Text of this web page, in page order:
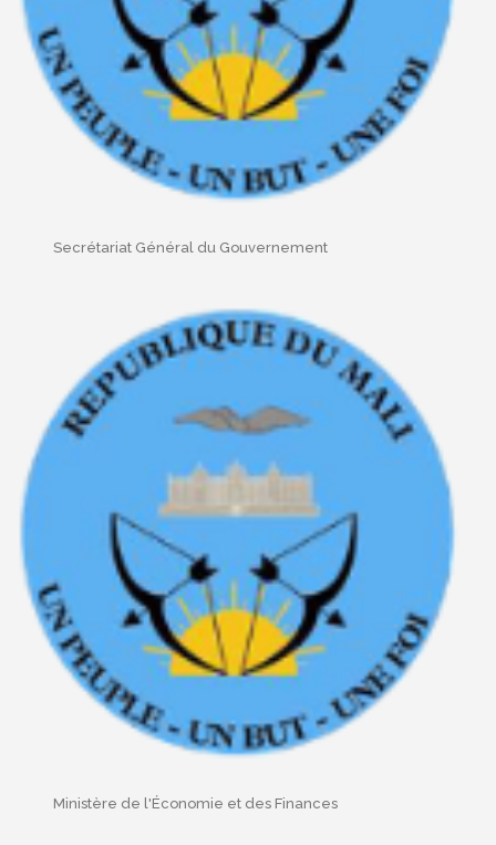
Secrétariat Général du Gouvernement
Ministère de l'Économie et des Finances